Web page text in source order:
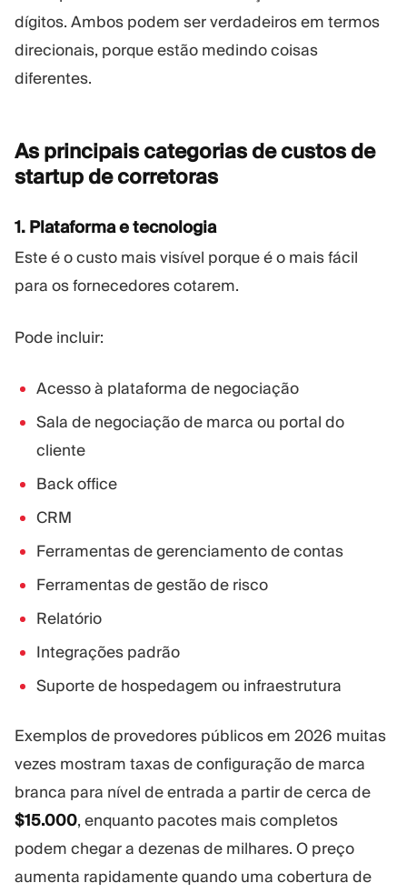
dígitos. Ambos podem ser verdadeiros em termos
direcionais, porque estão medindo coisas
diferentes.
As principais categorias de custos de
startup decorretoras
1. Plataforma e tecnologia
Este é o custo mais visível porque é o mais fácil
para os fornecedores cotarem.
Pode incluir:
Acesso à plataforma de negociação
Sala de negociação de marca ou portal do
cliente
Back office
CRM
Ferramentas de gerenciamento de contas
Ferramentas de gestão de risco
Relatório
Integrações padrão
Suporte de hospedagem ou infraestrutura
Exemplos de provedores públicos em 2026 muitas
vezes mostram taxas de configuração de marca
branca para nível de entrada a partir de cerca de
$15.000, enquanto pacotes mais completos
podem chegar a dezenas de milhares. O preço
aumenta rapidamente quando uma cobertura de